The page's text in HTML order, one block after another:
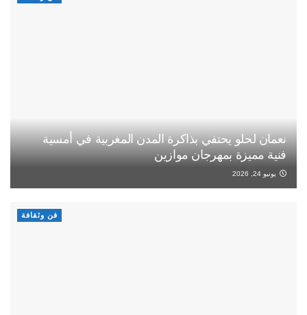
نعمان لحلو يحتفي بذاكرة المدن المغربية في أمسية
فنية مميزة بمهرجان موازين
يونيو 24, 2026
فن وثقافة